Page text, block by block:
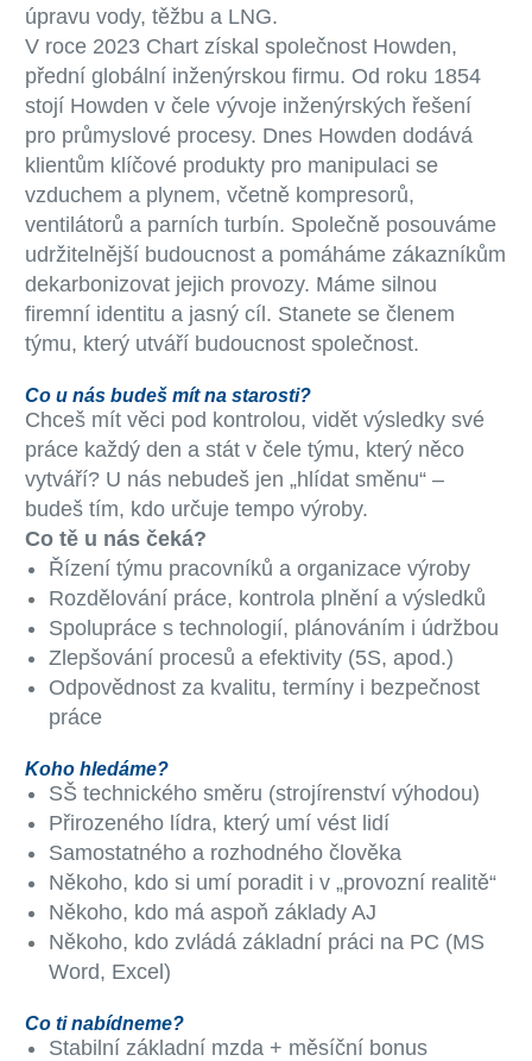
úpravu vody, těžbu a LNG.
V roce 2023 Chart získal společnost Howden,
přední globální inženýrskou firmu. Od roku 1854
stojí Howden v čele vývoje inženýrských řešení
pro průmyslové procesy. Dnes Howden dodává
klientům klíčové produkty pro manipulaci se
vzduchem a plynem, včetně kompresorů,
ventilátorů a parních turbín. Společně posouváme
udržitelnější budoucnost a pomáháme zákazníkům
dekarbonizovat jejich provozy. Máme silnou
firemní identitu a jasný cíl. Stanete se členem
týmu, který utváří budoucnost společnost.
Co u nás budeš mít na starosti?
Chceš mít věci pod kontrolou, vidět výsledky své
práce každý den a stát v čele týmu, který něco
vytváří? U nás nebudeš jen „hlídat směnu“ –
budeš tím, kdo určuje tempo výroby.
Co tě u nás čeká?
Řízení týmu pracovníků a organizace výroby
Rozdělování práce, kontrola plnění a výsledků
Spolupráce s technologií, plánováním i údržbou
Zlepšování procesů a efektivity (5S, apod.)
Odpovědnost za kvalitu, termíny i bezpečnost
práce
Koho hledáme?
SŠ technického směru (strojírenství výhodou)
Přirozeného lídra, který umí vést lidí
Samostatného a rozhodného člověka
Někoho, kdo si umí poradit i v „provozní realitě“
Někoho, kdo má aspoň základy AJ
Někoho, kdo zvládá základní práci na PC (MS
Word, Excel)
Co ti nabídneme?
Stabilní základní mzda + měsíční bonus